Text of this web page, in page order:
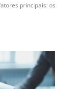
principais: os